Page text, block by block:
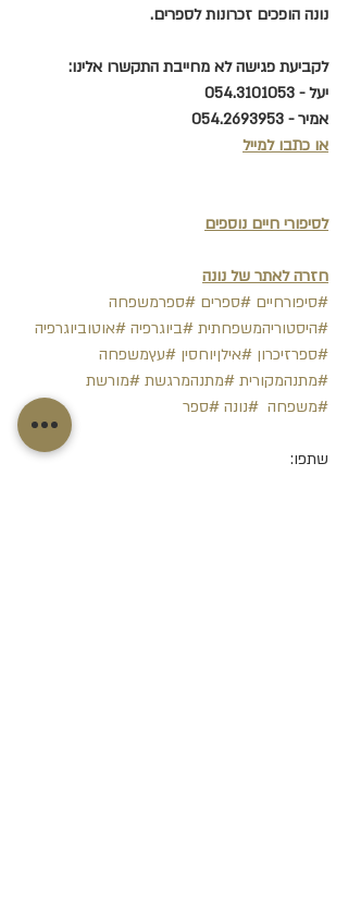
נונה הופכים זכרונות לספרים.
לקביעת פגישה לא מחייבת התקשרו אלינו:
יעל - 054.3101053
אמיר - 054.2693953
או כתבו למייל
לסיפורי חיים נוספים
חזרה לאתר של נונה
#סיפורחיים #ספרים #ספרמשפחה
#היסטוריהמשפחתית #ביוגרפיה #אוטוביוגרפיה
#ספרזיכרון #אילןיוחסין #עץמשפחה
#מתנהמקורית #מתנהמרגשת #מורשת
#משפחה #נונה #ספר
שתפו: